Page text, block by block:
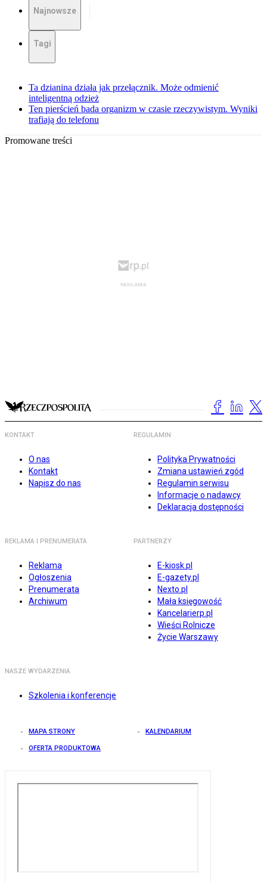
Najnowsze
Tagi
Ta dzianina działa jak przełącznik. Może odmienić
inteligentną odzież
Ten pierścień bada organizm w czasie rzeczywistym. Wyniki
trafiają do telefonu
Promowane treści
KONTAKT
O nas
Kontakt
Napisz do nas
REGULAMIN
Polityka Prywatności
Zmiana ustawień zgód
Regulamin serwisu
Informacje o nadawcy
Deklaracja dostępności
REKLAMA I PRENUMERATA
Reklama
Ogłoszenia
Prenumerata
Archiwum
PARTNERZY
E-kiosk.pl
E-gazety.pl
Nexto.pl
Mała księgowość
Kancelarierp.pl
Wieści Rolnicze
Życie Warszawy
NASZE WYDARZENIA
Szkolenia i konferencje
MAPA STRONY KALENDARIUM
OFERTA PRODUKTOWA